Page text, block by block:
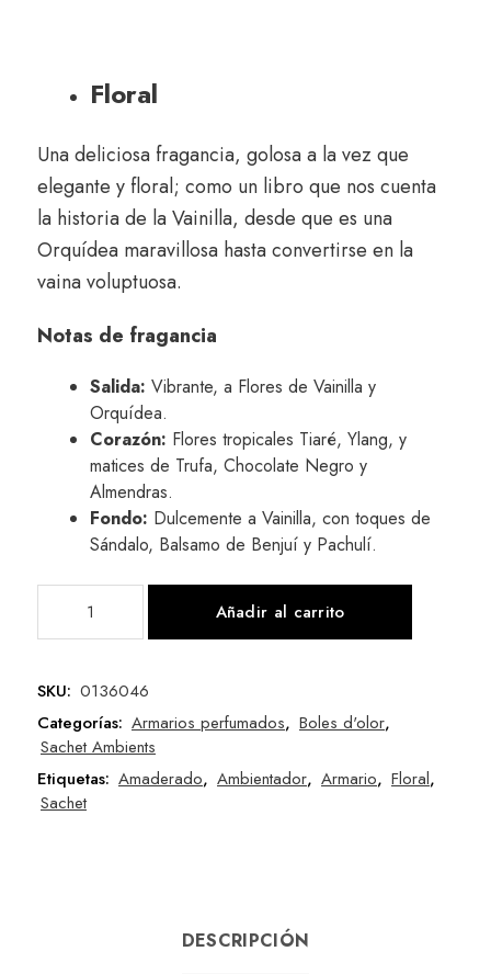
Floral
Una deliciosa fragancia, golosa a la vez que
elegante y floral; como un libro que nos cuenta
la historia de la Vainilla, desde que es una
Orquídea maravillosa hasta convertirse en la
vaina voluptuosa.
Notas de fragancia
Salida: Vibrante, a Flores de Vainilla y
Orquídea.
Corazón: Flores tropicales Tiaré, Ylang, y
matices de Trufa, Chocolate Negro y
Almendras.
Fondo: Dulcemente a Vainilla, con toques de
Sándalo, Balsamo de Benjuí y Pachulí.
Añadir al carrito
SKU: 0136046
Categorías: Armarios perfumados, Boles d'olor,
Sachet Ambients
Etiquetas: Amaderado, Ambientador, Armario, Floral,
Sachet
DESCRIPCIÓN